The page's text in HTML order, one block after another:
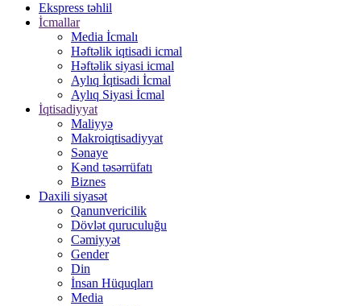
Ekspress təhlil
İcmallar
Media İcmalı
Həftəlik iqtisadi icmal
Həftəlik siyasi icmal
Aylıq İqtisadi İcmal
Aylıq Siyasi İcmal
İqtisadiyyat
Maliyyə
Makroiqtisadiyyat
Sənaye
Kənd təsərrüfatı
Biznes
Daxili siyasət
Qanunvericilik
Dövlət quruculuğu
Cəmiyyət
Gender
Din
İnsan Hüquqları
Media